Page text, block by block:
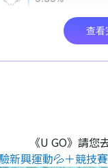
《U GO》請您
新興運動💦＋競技